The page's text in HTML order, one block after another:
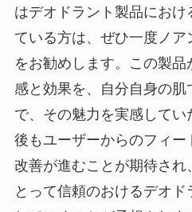
はデオドラント製品におけ
ている方は、ぜひ一度ノア
をお勧めします。この製品
感と効果を、自分自身の肌
で、その魅力を実感して
後もユーザーからのフィー
改善が進むことが期待され
とって信頼のおけるデオ